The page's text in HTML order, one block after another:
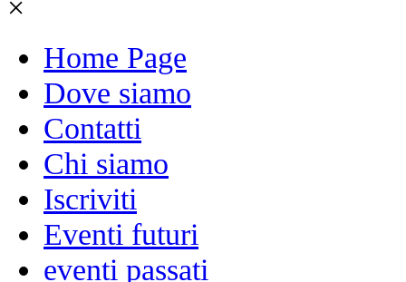
×
Home Page
Dove siamo
Contatti
Chi siamo
Iscriviti
Eventi futuri
eventi passati